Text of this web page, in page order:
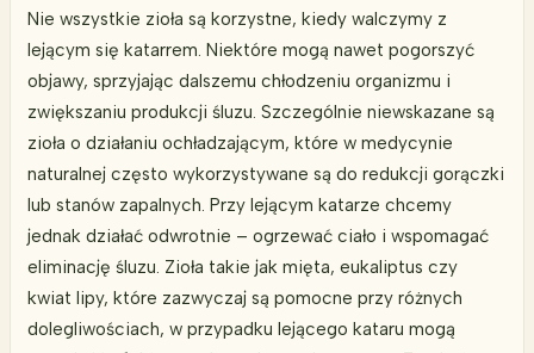
Nie wszystkie zioła są korzystne, kiedy walczymy z
lejącym się katarrem. Niektóre mogą nawet pogorszyć
objawy, sprzyjając dalszemu chłodzeniu organizmu i
zwiększaniu produkcji śluzu. Szczególnie niewskazane są
zioła o działaniu ochładzającym, które w medycynie
naturalnej często wykorzystywane są do redukcji gorączki
lub stanów zapalnych. Przy lejącym katarze chcemy
jednak działać odwrotnie – ogrzewać ciało i wspomagać
eliminację śluzu. Zioła takie jak mięta, eukaliptus czy
kwiat lipy, które zazwyczaj są pomocne przy różnych
dolegliwościach, w przypadku lejącego kataru mogą